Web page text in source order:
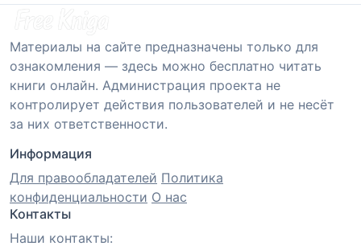
Материалы на сайте предназначены только для
ознакомления — здесь можно бесплатно читать
книги онлайн. Администрация проекта не
контролирует действия пользователей и не несёт
за них ответственности.
Информация
Для правообладателей Политика
конфиденциальности О нас
Контакты
Наши контакты: